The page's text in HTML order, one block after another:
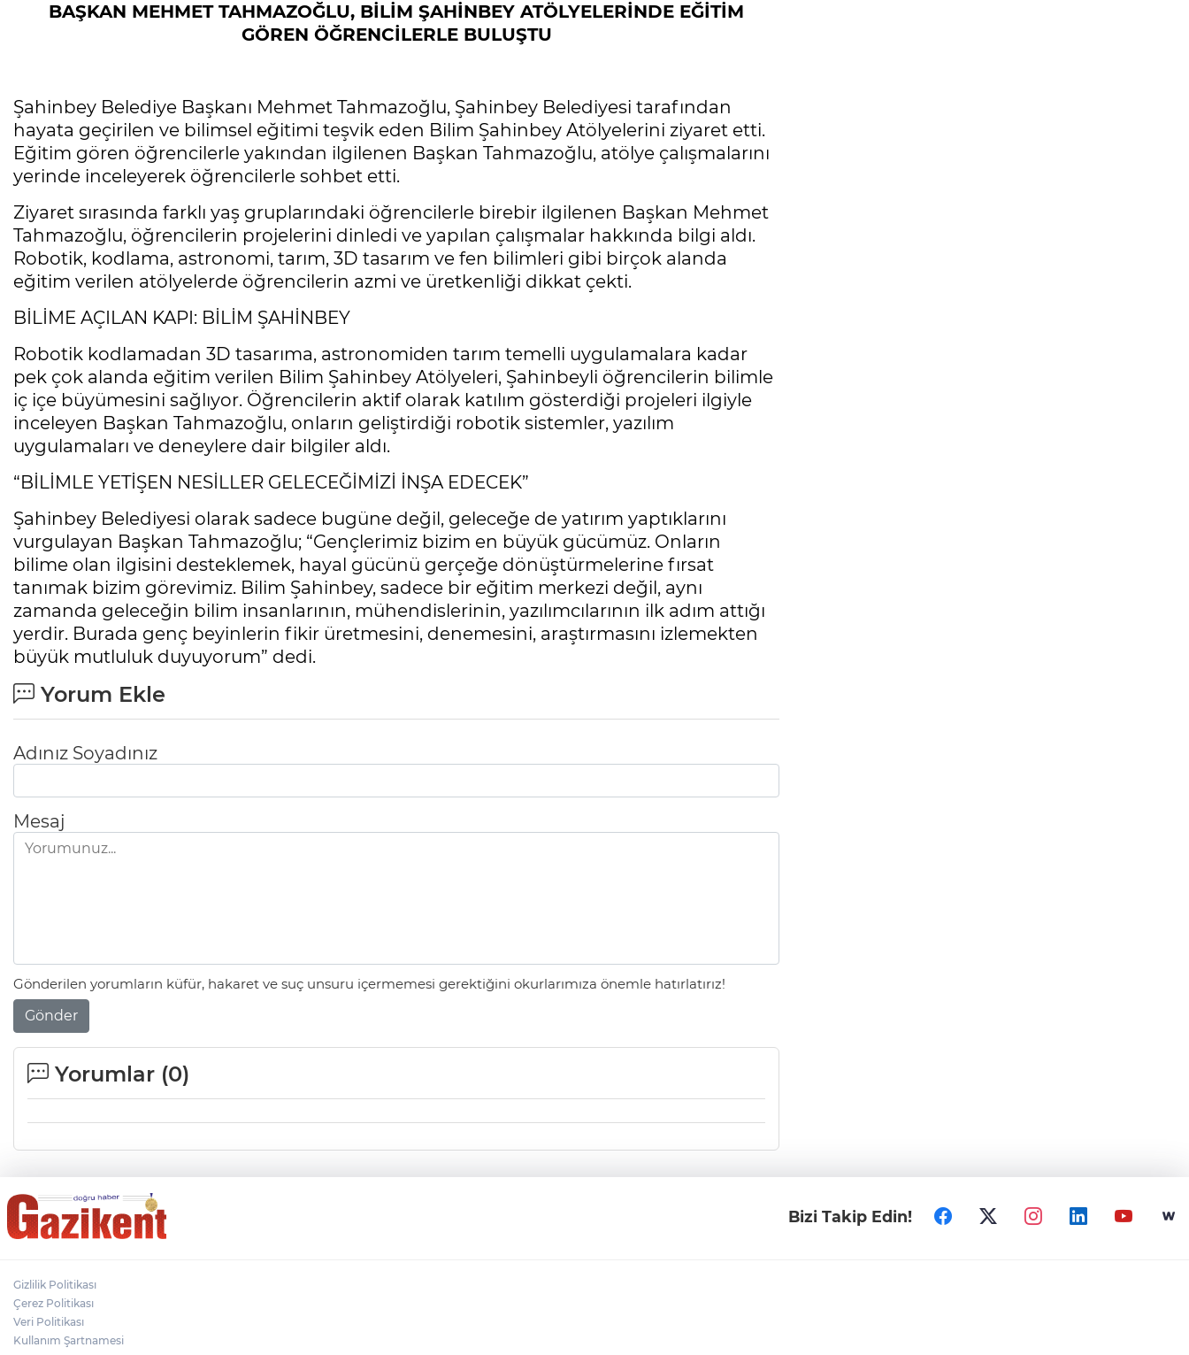
BAŞKAN MEHMET TAHMAZOĞLU, BİLİM ŞAHİNBEY ATÖLYELERİNDE EĞİTİM
GÖREN ÖĞRENCİLERLE BULUŞTU
Şahinbey Belediye Başkanı Mehmet Tahmazoğlu, Şahinbey Belediyesi tarafından
hayata geçirilen ve bilimsel eğitimi teşvik eden Bilim Şahinbey Atölyelerini ziyaret etti.
Eğitim gören öğrencilerle yakından ilgilenen Başkan Tahmazoğlu, atölye çalışmalarını
yerinde inceleyerek öğrencilerle sohbet etti.
Ziyaret sırasında farklı yaş gruplarındaki öğrencilerle birebir ilgilenen Başkan Mehmet
Tahmazoğlu, öğrencilerin projelerini dinledi ve yapılan çalışmalar hakkında bilgi aldı.
Robotik, kodlama, astronomi, tarım, 3D tasarım ve fen bilimleri gibi birçok alanda
eğitim verilen atölyelerde öğrencilerin azmi ve üretkenliği dikkat çekti.
BİLİME AÇILAN KAPI: BİLİM ŞAHİNBEY
Robotik kodlamadan 3D tasarıma, astronomiden tarım temelli uygulamalara kadar
pek çok alanda eğitim verilen Bilim Şahinbey Atölyeleri, Şahinbeyli öğrencilerin bilimle
iç içe büyümesini sağlıyor. Öğrencilerin aktif olarak katılım gösterdiği projeleri ilgiyle
inceleyen Başkan Tahmazoğlu, onların geliştirdiği robotik sistemler, yazılım
uygulamaları ve deneylere dair bilgiler aldı.
“BİLİMLE YETİŞEN NESİLLER GELECEĞİMİZİ İNŞA EDECEK”
Şahinbey Belediyesi olarak sadece bugüne değil, geleceğe de yatırım yaptıklarını
vurgulayan Başkan Tahmazoğlu; “Gençlerimiz bizim en büyük gücümüz. Onların
bilime olan ilgisini desteklemek, hayal gücünü gerçeğe dönüştürmelerine fırsat
tanımak bizim görevimiz. Bilim Şahinbey, sadece bir eğitim merkezi değil, aynı
zamanda geleceğin bilim insanlarının, mühendislerinin, yazılımcılarının ilk adım attığı
yerdir. Burada genç beyinlerin fikir üretmesini, denemesini, araştırmasını izlemekten
büyük mutluluk duyuyorum” dedi.
Yorum Ekle
Adınız Soyadınız
Mesaj
Gönderilen yorumların küfür, hakaret ve suç unsuru içermemesi gerektiğini okurlarımıza önemle hatırlatırız!
Gönder
Yorumlar (0)
Bizi Takip Edin!
Gizlilik Politikası
Çerez Politikası
Veri Politikası
Kullanım Şartnamesi